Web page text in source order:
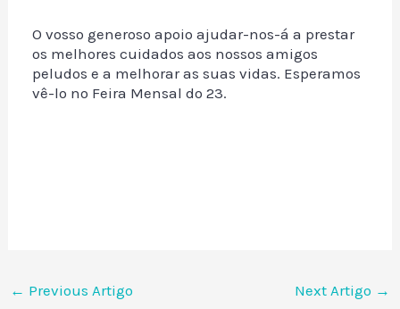
O vosso generoso apoio ajudar-nos-á a prestar
os melhores cuidados aos nossos amigos
peludos e a melhorar as suas vidas. Esperamos
vê-lo no Feira Mensal do 23.
← Previous Artigo Next Artigo →